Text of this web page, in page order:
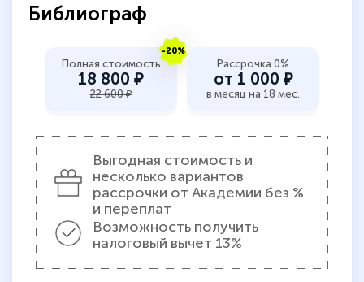
Библиограф
-20%
Полная стоимость
18 800 ₽
22 600 ₽
Рассрочка 0%
от 1 000 ₽
в месяц на 18 мес.
Выгодная стоимость и
несколько вариантов
рассрочки от Академии без %
и переплат
Возможность получить
налоговый вычет 13%